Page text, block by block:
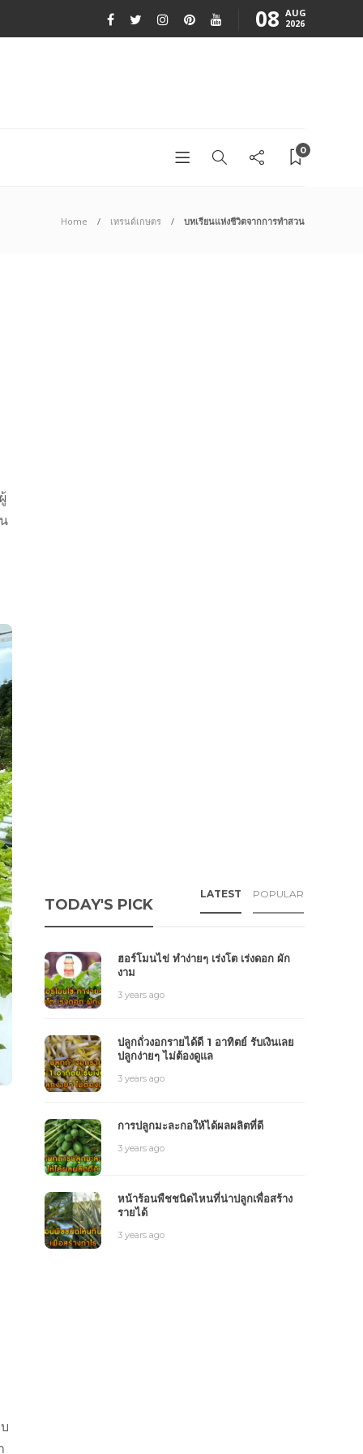
08 AUG
2026
0
Home เทรนด์เกษตร บทเรียนแห่งชีวิตจากการทำสวน
TODAY'S PICK
LATEST POPULAR
ฮอร์โมนไข่ ทำง่ายๆ เร่งโต เร่งดอก ผัก
งาม
3 years ago
ปลูกถั่วงอกรายได้ดี 1 อาทิตย์ รับเงินเลย
ปลูกง่ายๆ ไม่ต้องดูแล
3 years ago
การปลูกมะละกอให้ได้ผลผลิตที่ดี
3 years ago
หน้าร้อนพืชชนิดไหนที่น่าปลูกเพื่อสร้าง
รายได้
3 years ago